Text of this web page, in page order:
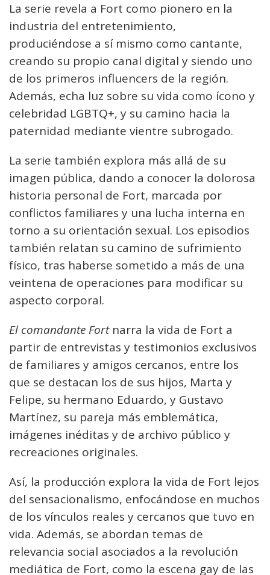
La serie revela a Fort como pionero en la
industria del entretenimiento,
produciéndose a sí mismo como cantante,
creando su propio canal digital y siendo uno
de los primeros influencers de la región.
Además, echa luz sobre su vida como ícono y
celebridad LGBTQ+, y su camino hacia la
paternidad mediante vientre subrogado.
La serie también explora más allá de su
imagen pública, dando a conocer la dolorosa
historia personal de Fort, marcada por
conflictos familiares y una lucha interna en
torno a su orientación sexual. Los episodios
también relatan su camino de sufrimiento
físico, tras haberse sometido a más de una
veintena de operaciones para modificar su
aspecto corporal.
El comandante Fortnarra la vida de Fort a
partir de entrevistas y testimonios exclusivos
de familiares y amigos cercanos, entre los
que se destacan los de sus hijos, Marta y
Felipe, su hermano Eduardo, y Gustavo
Martínez, su pareja más emblemática,
imágenes inéditas y de archivo público y
recreaciones originales.
Así, la producción explora la vida de Fort lejos
del sensacionalismo, enfocándose en muchos
de los vínculos reales y cercanos que tuvo en
vida. Además, se abordan temas de
relevancia social asociados a la revolución
mediática de Fort, como la escena gay de las